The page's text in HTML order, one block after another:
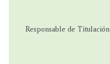
Responsable de Titulación